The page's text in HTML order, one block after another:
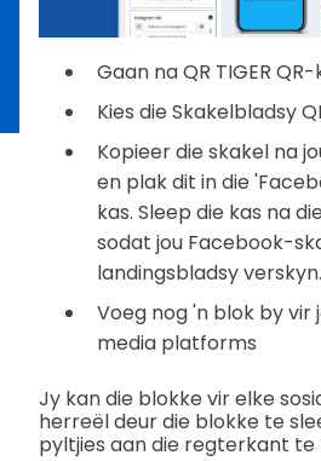
Gaan na QR TIGER
Kies die Skakelbladsy
Kopieer die skakel na
en plak dit in die
kas. Sleep die kas na
sodat jou Facebook-
landingsbladsy verskyn.
Voeg nog 'n blok by vir
media platforms
Jy kan die blokke vir elke
herreël deur die blokke te
pyltjies aan die regterkant te